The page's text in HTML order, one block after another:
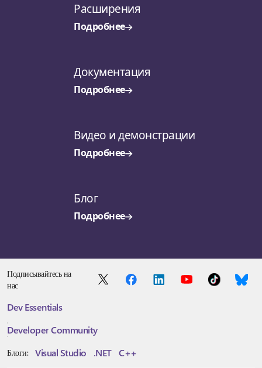
Расширения
Подробнее
Документация
Подробнее
Видео и демонстрации
Подробнее
Блог
Подробнее
Подписывайтесь на
нас
Dev Essentials
Developer Community
Блоги: Visual Studio .NET C++